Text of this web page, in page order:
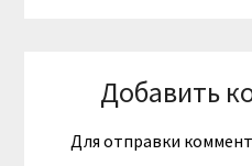
Добавить
Для отправки